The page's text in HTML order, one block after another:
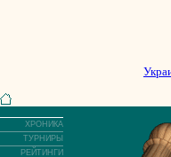
ХРОНИКА
ТУРНИРЫ
РЕЙТИНГИ